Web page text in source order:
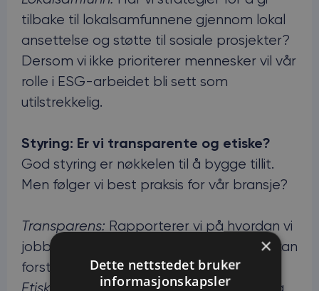
tilbake til lokalsamfunnene gjennom lokal
ansettelse og støtte til sosiale prosjekter?
Dersom vi ikke prioriterer mennesker vil vår
rolle i ESG-arbeidet bli sett som
utilstrekkelig.
Styring: Er vi transparente og etiske?
God styring er nøkkelen til å bygge tillit.
Men følger vi best praksis for vår bransje?
Transparens: Rapporterer vi på hvordan vi
jobber med bærekraft, slik at kundene kan
forstå vår rolle i deres ESG-arbeid?
Etiske standarder:Overholder vi lover og
×
Dette nettstedet bruker
informasjonskapsler